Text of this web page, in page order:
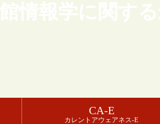
情報学に関す
CA-E
カレントアウェアネス-E